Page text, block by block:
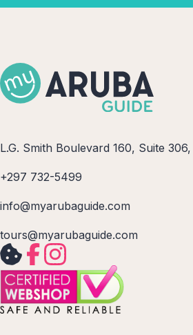
L.G. Smith Boulevard 160, Suite
+297 732-5499
info@myarubaguide.com
tours@myarubaguide.com